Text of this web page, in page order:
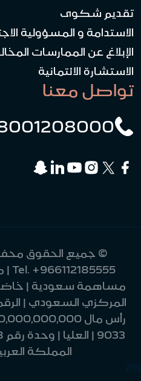
تقديم شكوى
الاستدامة و المسؤولية
الإبلاغ عن الممارسات
الاستشارة الائتمانية
تواصل معنا
© جميع الحقوق محفوظة
Tel. +966112185555
|
مساهمة سعودية |
المملكة